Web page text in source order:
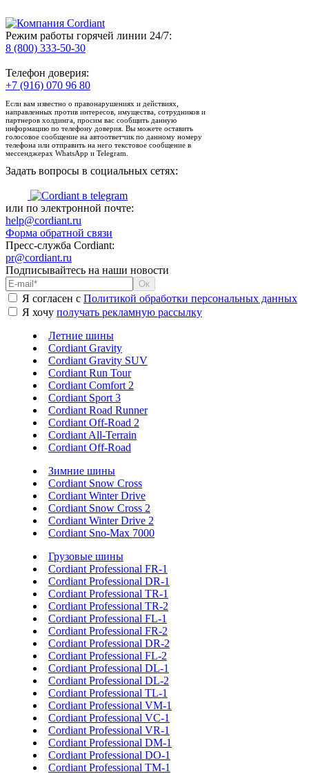
Режим работы горячей линии 24/7:
8 (800) 333-50-30
Телефон доверия:
+7 (916) 070 96 80
Если вам известно о правонарушениях и действиях,
направленных против интересов, имущества, сотрудников и
партнеров холдинга, просим вас сообщить данную
информацию по телефону доверия. Вы можете оставить
голосовое сообщение на автоответчик по данному номеру
телефона или отправить на него текстовое сообщение в
мессенджерах WhatsApp и Telegram.
Задать вопросы в социальных сетях:
или по электронной почте:
help@cordiant.ru
Форма обратной связи
Пресс-служба Cordiant:
pr@cordiant.ru
Подписывайтесь на наши новости
Я согласен с Политикой обработки персональных данных
Я хочу получать рекламную рассылку
Летние шины
Cordiant Gravity
Cordiant Gravity SUV
Cordiant Run Tour
Cordiant Comfort 2
Cordiant Sport 3
Cordiant Road Runner
Cordiant Off-Road 2
Cordiant All-Terrain
Cordiant Off-Road
Зимние шины
Cordiant Snow Cross
Cordiant Winter Drive
Cordiant Snow Cross 2
Cordiant Winter Drive 2
Cordiant Sno-Max 7000
Грузовые шины
Cordiant Professional FR-1
Cordiant Professional DR-1
Cordiant Professional TR-1
Cordiant Professional TR-2
Cordiant Professional FL-1
Cordiant Professional FR-2
Cordiant Professional DR-2
Cordiant Professional FL-2
Cordiant Professional DL-1
Cordiant Professional DL-2
Cordiant Professional TL-1
Cordiant Professional VM-1
Cordiant Professional VC-1
Cordiant Professional VR-1
Cordiant Professional DM-1
Cordiant Professional DO-1
Cordiant Professional TM-1